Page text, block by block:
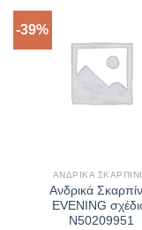
-39%
ΑΝΔΡΙΚΆ
Ανδρικά
EVENING
N50209951